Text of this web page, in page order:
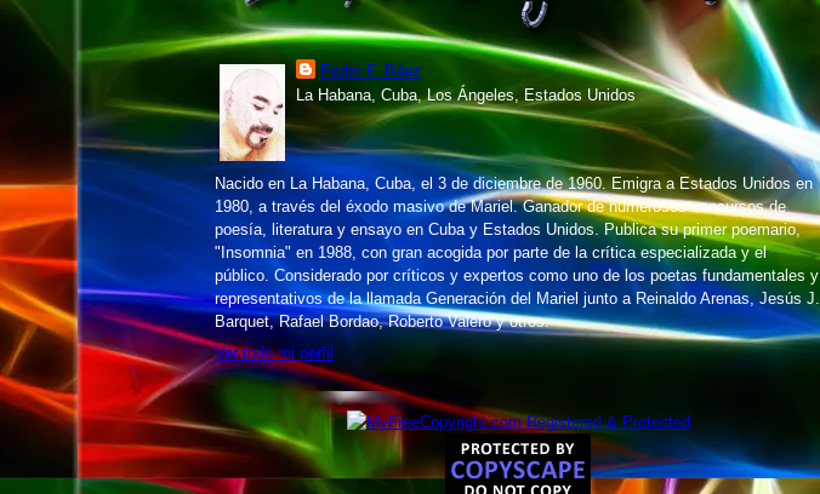
Pedro F. Báez
La Habana, Cuba, Los Ángeles, Estados Unidos
Nacido en La Habana, Cuba, el 3 de diciembre de 1960. Emigra a Estados Unidos en
1980, a través del éxodo masivo de Mariel. Ganador de numerosos concursos de
poesía, literatura y ensayo en Cuba y Estados Unidos. Publica su primer poemario,
"Insomnia" en 1988, con gran acogida por parte de la crítica especializada y el
público. Considerado por críticos y expertos como uno de los poetas fundamentales y
representativos de la llamada Generación del Mariel junto a Reinaldo Arenas, Jesús J.
Barquet, Rafael Bordao, Roberto Valero y otros.
Ver todo mi perfil